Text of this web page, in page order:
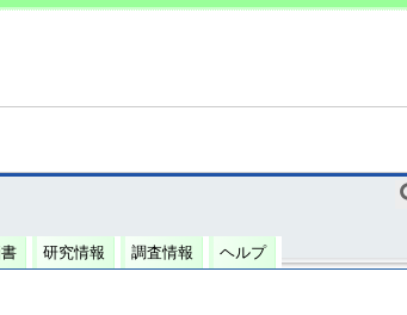
研究情報 調査情報 ヘルプ